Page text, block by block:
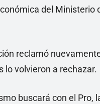
del Ministerio
reclamó
lo volvieron a rechazar.
buscará con el Pro,